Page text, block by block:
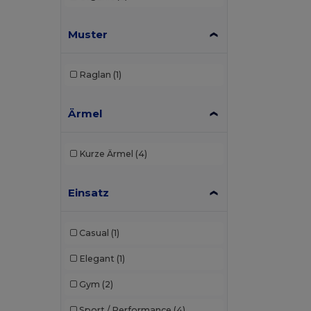
Fruit of the Loom
Henbury
Just Cool
Karlowsky
Larkwood
Mantis (20)
Muster
Raglan (1)
Ärmel
Kurze Ärmel (4)
Einsatz
Casual (1)
Elegant (1)
Gym (2)